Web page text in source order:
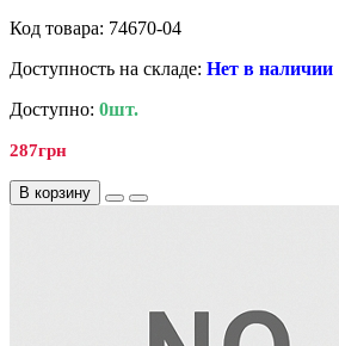
Код товара: 74670-04
Доступность на складе: Нет в наличии
Доступно: 0шт.
287грн
В корзину